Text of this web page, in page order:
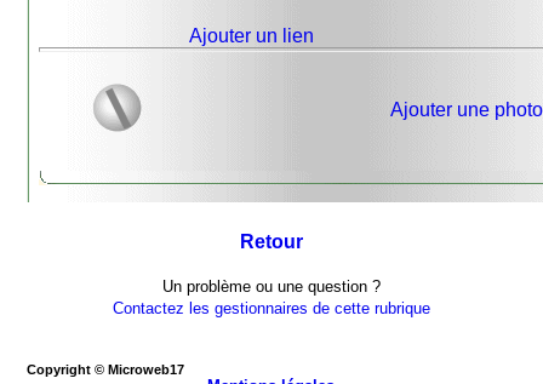
Ajouter un lien
Ajouter une photo
Retour
Un problème ou une question ?
Contactez les gestionnaires de cette rubrique
Copyright © Microweb17